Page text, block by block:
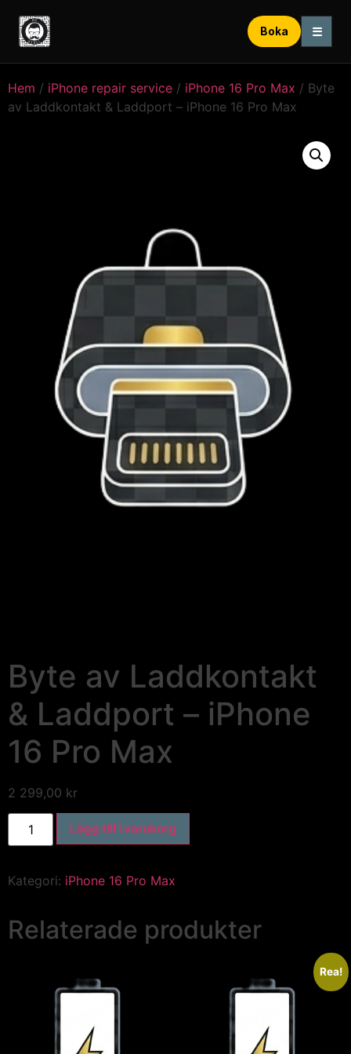
Boka ☰
Hem / iPhone repair service / iPhone 16 Pro Max / Byte
av Laddkontakt & Laddport – iPhone 16 Pro Max
Byte av Laddkontakt
& Laddport – iPhone
16 Pro Max
2 299,00 kr
Lägg till i varukorg
Kategori: iPhone 16 Pro Max
Relaterade produkter
Rea!